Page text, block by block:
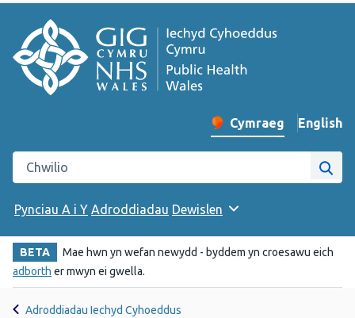
Newid iaith y wefan
Cymraeg English
–
Chwilio gwefan Iechyd Cyhoeddus Cymru
Pynciau A i Y Adroddiadau Dewislen
BETA
Mae hwn yn wefan newydd - byddem yn croesawu eich
adborth er mwyn ei gwella.
Adroddiadau Iechyd Cyhoeddus